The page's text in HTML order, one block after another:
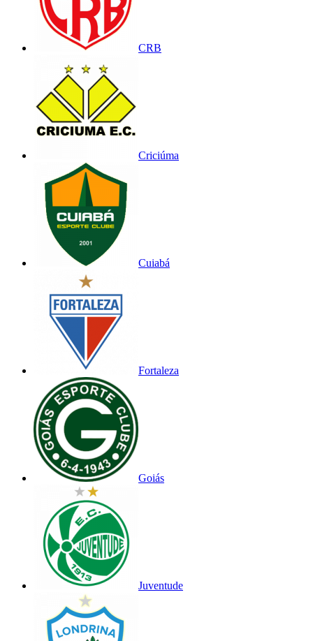
CRB
Criciúma
Cuiabá
Fortaleza
Goiás
Juventude